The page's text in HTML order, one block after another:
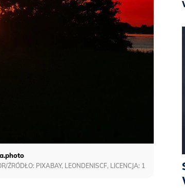
ŹRÓDŁO: PIXABAY, LEONDENISCF, LICENCJA: 1